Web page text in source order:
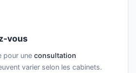
vous
pour une consultation
varier selon les cabinets.